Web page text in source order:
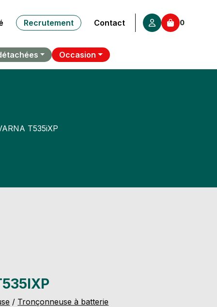
Recrutement Contact 0
Occasion
T535iXP
/ Tronçonneuse à batterie